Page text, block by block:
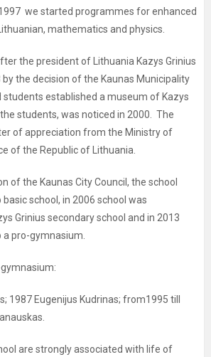
we started programmes for enhanced
mathematics and physics.
the president of Lithuania Kazys Grinius
the decision of the Kaunas Municipality
students established a museum of Kazys
students, was noticed in 2000. The
of appreciation from the Ministry of
of the Republic of Lithuania.
of the Kaunas City Council, the school
school, in 2006 school was
Grinius secondary school and in 2013
pro-gymnasium.
1987 Eugenijus Kudrinas; from1995 till
are strongly associated with life of